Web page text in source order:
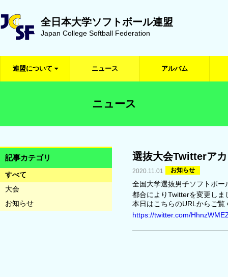
全日本大学ソフトボール連盟
Japan College Softball Federation
連盟について ニュース アルバム
ニュース
記事カテゴリ
すべて
大会
お知らせ
選抜大会Twitterア
2020.11.01 お知らせ
全国大学選抜男子ソフトボー
都合によりTwitterを変更しま
本日はこちらのURLからご覧
https://twitter.com/